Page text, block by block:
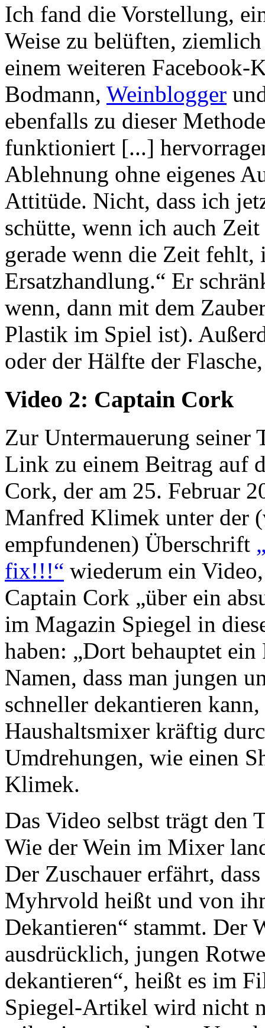
Ich fand die Vorstellung,
Weise zu belüften,
einem weiteren Facebook-
Bodmann, Weinblogger
ebenfalls zu dieser
funktioniert [...]
Ablehnung ohne eigenes
Attitüde. Nicht, dass ich
schütte, wenn ich auch
gerade wenn die Zeit fehlt,
Ersatzhandlung.“ Er
wenn, dann mit dem
Plastik im Spiel ist).
oder der Hälfte der
Video 2: Captain Cork
Zur Untermauerung seiner
Link zu einem Beitrag auf
Cork, der am 25. Februar
Manfred Klimek unter der
empfundenen) Überschrift
fix!!!“ wiederum ein
Captain Cork „über ein
im Magazin Spiegel in
haben: „Dort behauptet
Namen, dass man jungen
schneller dekantieren
Haushaltsmixer kräftig
Umdrehungen, wie einen
Klimek.
Das Video selbst trägt den
Wie der Wein im Mixer
Der Zuschauer erfährt,
Myhrvold heißt und von
Dekantieren“ stammt. Der
ausdrücklich, jungen
dekantieren“, heißt es im
Spiegel-Artikel wird nicht